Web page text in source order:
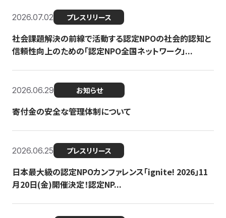
2026.07.02 プレスリリース
社会課題解決の前線で活動する認定NPOの社会的認知と
信頼性向上のための「認定NPO全国ネットワーク」...
2026.06.29 お知らせ
寄付金の安全な管理体制について
2026.06.25 プレスリリース
日本最大級の認定NPOカンファレンス「ignite! 2026」11
月20日(金)開催決定！認定NP...